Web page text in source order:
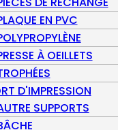
EN PVC
À OEILLETS
D'IMPRESSION
SUPPORTS